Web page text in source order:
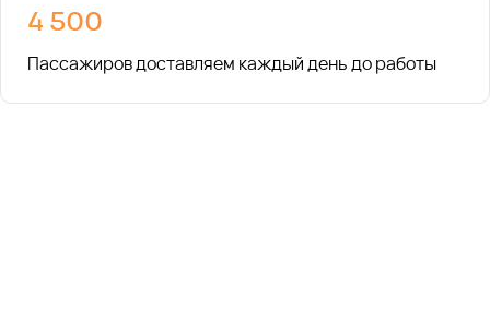
4 500
Пассажиров доставляем каждый день до работы